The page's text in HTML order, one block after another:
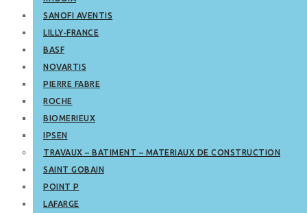
SANOFI AVENTIS
LILLY-FRANCE
BASF
NOVARTIS
PIERRE FABRE
ROCHE
BIOMERIEUX
IPSEN
TRAVAUX – BATIMENT – MATERIAUX DE CONSTRUCTION
SAINT GOBAIN
POINT P
LAFARGE